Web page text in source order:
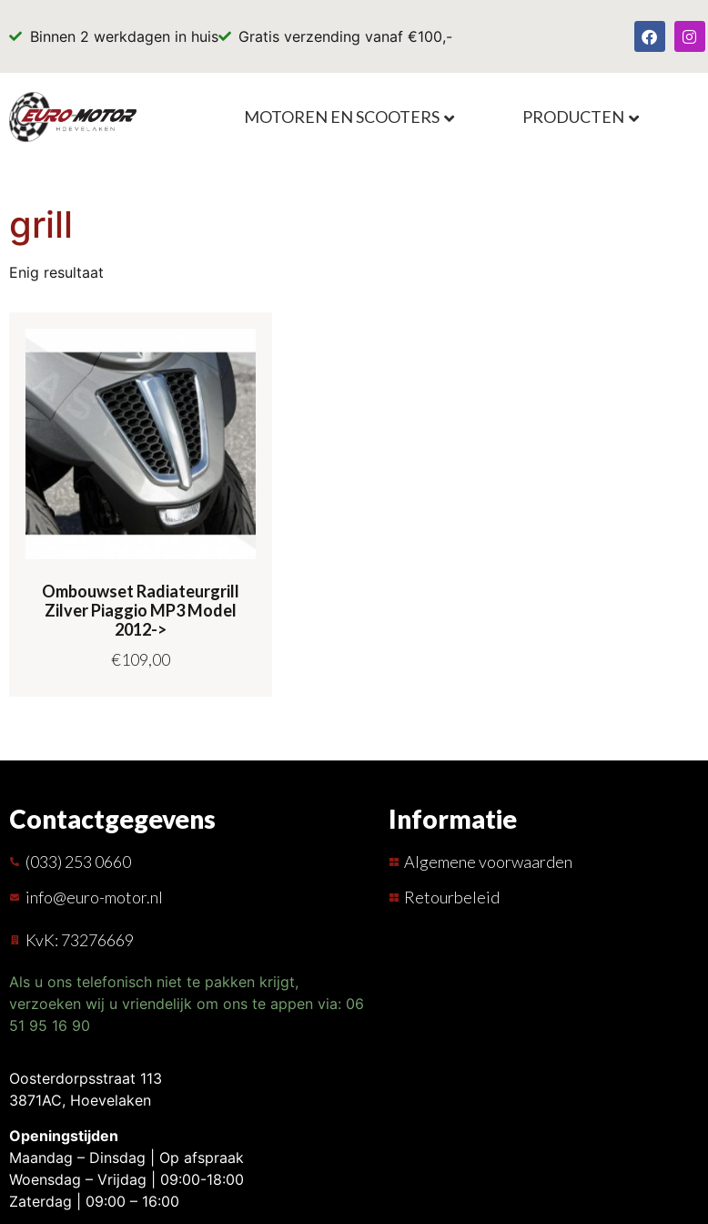
Binnen 2 werkdagen in huis Gratis verzending vanaf €100,-
MOTOREN EN SCOOTERS PRODUCTEN
grill
Enig resultaat
Ombouwset Radiateurgrill
Zilver Piaggio MP3 Model
2012->
€109,00
Contactgegevens
(033) 253 0660
info@euro-motor.nl
KvK: 73276669
Als u ons telefonisch niet te pakken krijgt,
verzoeken wij u vriendelijk om ons te appen via: 06
51 95 16 90
Oosterdorpsstraat 113
3871AC, Hoevelaken
Openingstijden
Maandag – Dinsdag | Op afspraak
Woensdag – Vrijdag | 09:00-18:00
Zaterdag | 09:00 – 16:00
Informatie
Algemene voorwaarden
Retourbeleid